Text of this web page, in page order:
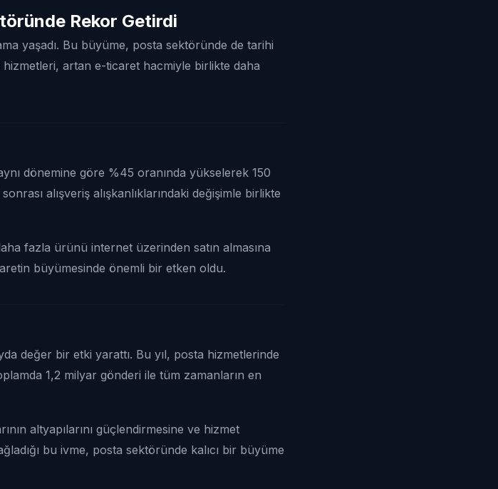
Rekor Getirdi
yaşadı. Bu büyüme, posta sektöründe de tarihi
artan e-ticaret hacmiyle birlikte daha
dönemine göre %45 oranında yükselerek 150
alışveriş alışkanlıklarındaki değişimle birlikte
fazla ürünü internet üzerinden satın almasına
büyümesinde önemli bir etken oldu.
değer bir etki yarattı. Bu yıl, posta hizmetlerinde
1,2 milyar gönderi ile tüm zamanların en
altyapılarını güçlendirmesine ve hizmet
bu ivme, posta sektöründe kalıcı bir büyüme